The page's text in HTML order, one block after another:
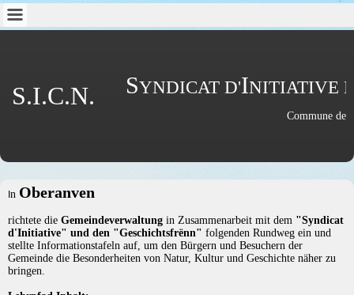
S.I.C.N. SYNDICAT D'INITIATIVE
Commune
n Oberanven
richtete die Gemeindeverwaltung in Zusammenarbeit mit dem "Syndicat
d'Initiative" und den "Geschichtsfrënn" folgenden Rundweg ein und
stellte Informationstafeln auf, um den Bürgern und Besuchern der
Gemeinde die Besonderheiten von Natur, Kultur und Geschichte näher zu
bringen.